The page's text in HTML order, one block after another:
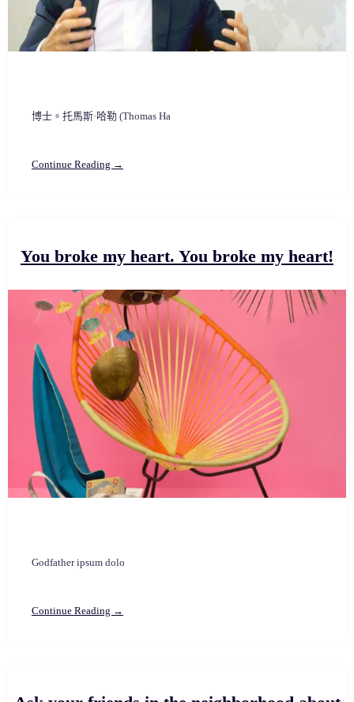
博士。托馬斯·哈勒 (Thomas Ha
Continue Reading →
You broke my heart. You broke my heart!
Godfather ipsum dolo
Continue Reading →